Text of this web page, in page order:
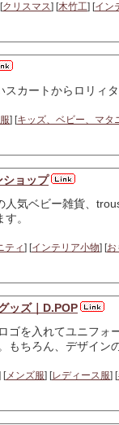
クリスマス] [木竹工] [イン
スカートからロリィ
] [キッズ、ベビー、マタ
ショップ
人気ベビー雑貨、
。
ティ] [インテリア小物] [お
ッズ｜D.POP
ゴを入れてユニフォ
もちろん、デザイン
[メンズ服] [レディース服] [